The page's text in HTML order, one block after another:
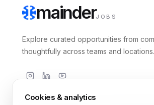
mainderJOBS
Explore curated opportunities from
thoughtfully across teams and locations.
Cookies & analytics